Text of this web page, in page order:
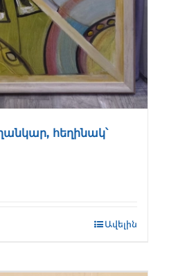
հեղինակ՝
Ավելին